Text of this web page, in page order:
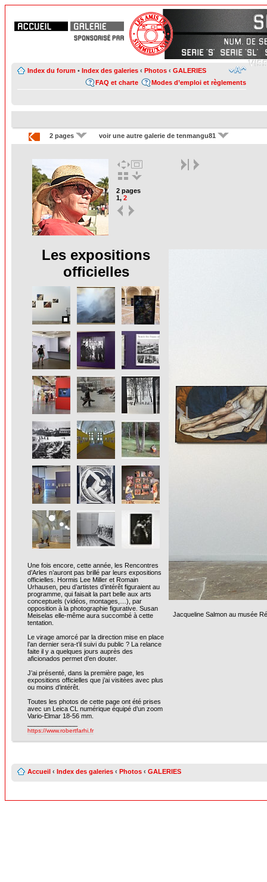
Index du forum • Index des galeries ‹ Photos ‹ GALERIES
Modes d’emploi et règlements
FAQ et charte
2 pages voir une autre galerie de tenmangu81
2 pages
1, 2
Les expositions
officielles
Une fois encore, cette année, les Rencontres
d’Arles n’auront pas brillé par leurs expositions
officielles. Hormis Lee Miller et Romain
Urhausen, peu d’artistes d’intérêt figuraient au
programme, qui faisait la part belle aux arts
conceptuels (vidéos, montages,…), par
opposition à la photographie figurative. Susan
Meiselas elle-même aura succombé à cette
tentation.
Le virage amorcé par la direction mise en place
l’an dernier sera-t’il suivi du public ? La relance
faite il y a quelques jours auprès des
aficionados permet d’en douter.
J’ai présenté, dans la première page, les
expositions officielles que j’ai visitées avec plus
ou moins d’intérêt.
Toutes les photos de cette page ont été prises
avec un Leica CL numérique équipé d’un zoom
Vario-Elmar 18-56 mm.
https://www.robertfarhi.fr
Jacqueline Salmon au musée
Accueil ‹ Index des galeries ‹ Photos ‹ GALERIES